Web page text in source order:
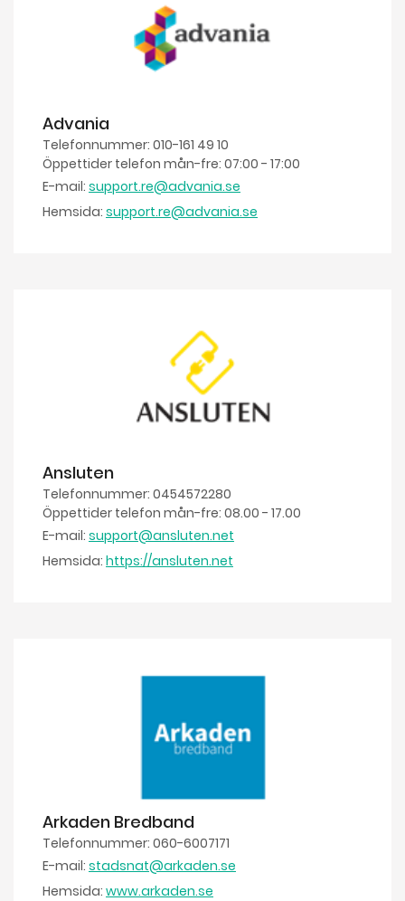
Advania
Telefonnummer: 010-161 49 10
Öppettider telefon mån-fre: 07:00 - 17:00
E-mail: support.re@advania.se
Hemsida: support.re@advania.se
Ansluten
Telefonnummer: 0454572280
Öppettider telefon mån-fre: 08.00 - 17.00
E-mail: support@ansluten.net
Hemsida: https://ansluten.net
Arkaden Bredband
Telefonnummer: 060-6007171
E-mail: stadsnat@arkaden.se
Hemsida: www.arkaden.se